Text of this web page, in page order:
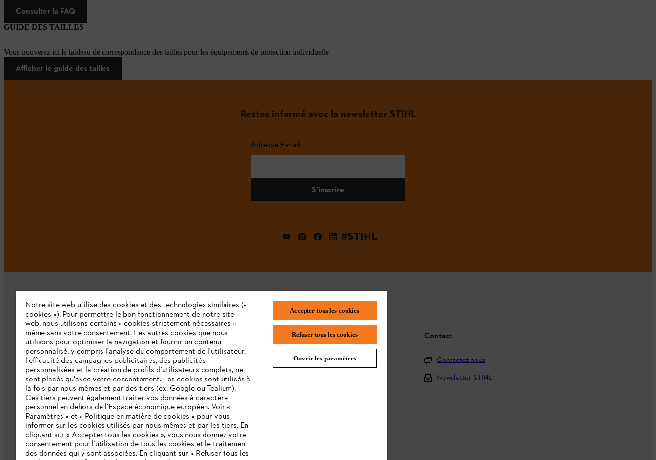
Consulter la FAQ
GUIDE DES TAILLES
Vous trouverez ici le tableau de correspondance des tailles pour les équipements de protection individuelle
Afficher le guide des tailles
Restez informé avec la newsletter STIHL
Adresse E-mail
S'inscrire
#STIHL
L'Entreprise
Qui sommes-nous ?
Presse
Emploi
Développement durable
Ligne Intégrité STIHL
Catalogue
STIHL FAQ
L'Enregistrement
Contact
Contactez-nous
Newsletter STIHL
Notre site web utilise des cookies et des technologies similaires («
cookies »). Pour permettre le bon fonctionnement de notre site
web, nous utilisons certains « cookies strictement nécessaires »
même sans votre consentement. Les autres cookies que nous
utilisons pour optimiser la navigation et fournir un contenu
personnalisé, y compris l'analyse du comportement de l'utilisateur,
l'efficacité des campagnes publicitaires, des publicités
personnalisées et la création de profils d'utilisateurs complets, ne
sont placés qu'avec votre consentement. Les cookies sont utilisés à
la fois par nous-mêmes et par des tiers (ex. Google ou Tealium).
Ces tiers peuvent également traiter vos données à caractère
personnel en dehors de l’Espace économique européen. Voir «
Paramètres » et « Politique en matière de cookies » pour vous
informer sur les cookies utilisés par nous-mêmes et par les tiers. En
cliquant sur « Accepter tous les cookies », vous nous donnez votre
consentement pour l’utilisation de tous les cookies et le traitement
des données qui y sont associées. En cliquant sur « Refuser tous les
Accepter tous les cookies
Refuser tous les cookies
Ouvrir les paramètres